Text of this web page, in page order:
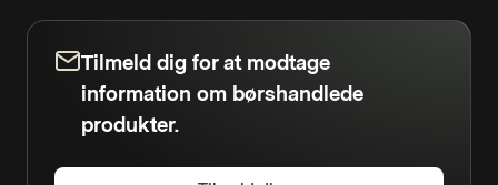
Tilmeld dig for at modtage
information om børshandlede
produkter.